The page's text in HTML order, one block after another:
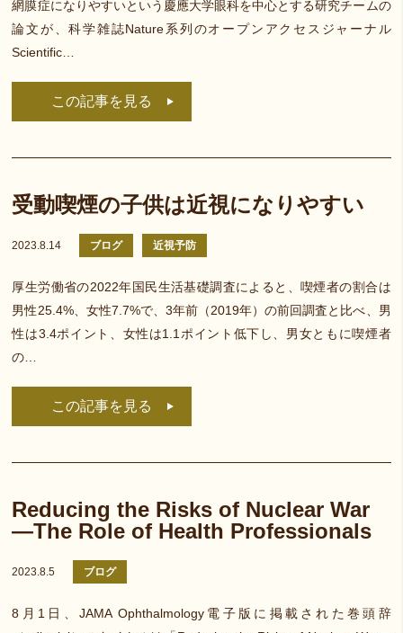
網膜症になりやすいという慶應大学眼科を中心とする研究チームの
論文が、科学雑誌Nature系列のオープンアクセスジャーナル
Scientific…
この記事を見る
受動喫煙の子供は近視になりやすい
2023.8.14 ブログ 近視予防
厚生労働省の2022年国民生活基礎調査によると、喫煙者の割合は
男性25.4%、女性7.7%で、3年前（2019年）の前回調査と比べ、男
性は3.4ポイント、女性は1.1ポイント低下し、男女ともに喫煙者
の…
この記事を見る
Reducing the Risks of Nuclear War
—The Role of Health Professionals
2023.8.5 ブログ
8月1日、JAMA Ophthalmology電子版に掲載された巻頭辞